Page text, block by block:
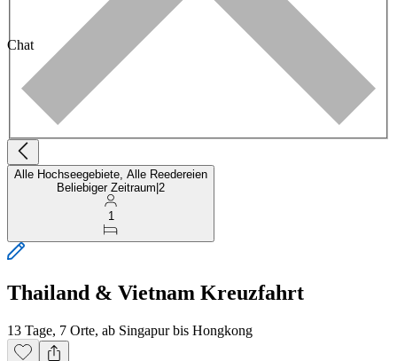
Chat
Alle Hochseegebiete, Alle Reedereien
Beliebiger Zeitraum 2
1
Thailand & Vietnam Kreuzfahrt
13 Tage, 7 Orte, ab Singapur bis Hongkong